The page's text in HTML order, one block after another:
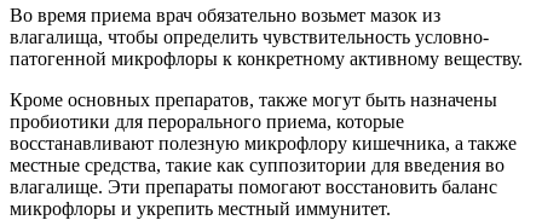
Во время приема врач обязательно возьмет мазок из
влагалища, чтобы определить чувствительность условно-
патогенной микрофлоры к конкретному активному веществу.
Кроме основных препаратов, также могут быть назначены
пробиотики для перорального приема, которые
восстанавливают полезную микрофлору кишечника, а также
местные средства, такие как суппозитории для введения во
влагалище. Эти препараты помогают восстановить баланс
микрофлоры и укрепить местный иммунитет.